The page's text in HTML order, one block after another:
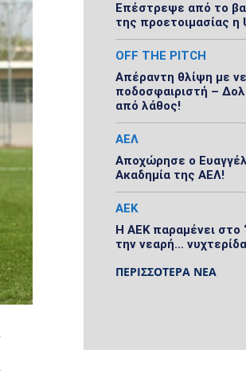
Επέστρεψε από το
της προετοιμασίας η
OFF THE PITCH
Απέραντη θλίψη με
ποδοσφαιριστή –
από λάθος!
ΑΕΛ
Αποχώρησε ο
Ακαδημία της ΑΕΛ!
ΑΕΚ
Η ΑΕΚ παραμένει στο
την νεαρή…
ΠΕΡΙΣΣΟΤΕΡΑ ΝΕΑ